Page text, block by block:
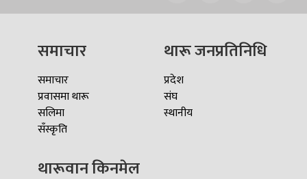
समाचार
समाचार
प्रवासमा थारू
सलिमा
सँस्कृति
थारू जनप्रतिनिधि
प्रदेश
संघ
स्थानीय
थारूवान किनमेल